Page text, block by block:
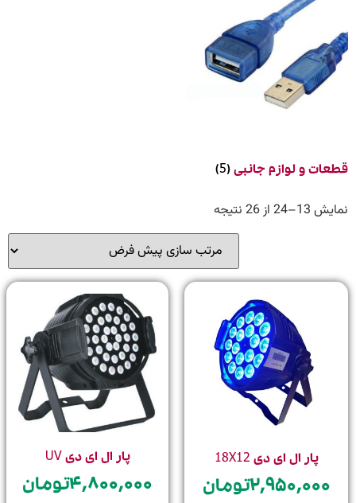
و لوازم جانبی(5)
از 26 نتیجه
پار ال ای دی 18X12
۲,۹۵۰,۰۰۰تومان
پار ال ای دی UV
۴,۸۰۰,۰۰۰تومان